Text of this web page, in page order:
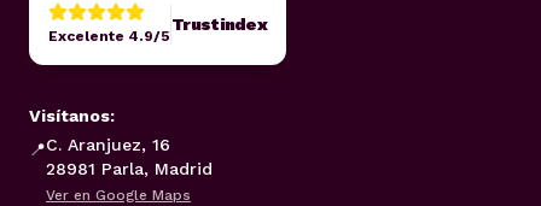
Excelente 4.9/5
Trustindex
Visítanos:
📍C. Aranjuez, 16
28981 Parla, Madrid
Ver en Google Maps